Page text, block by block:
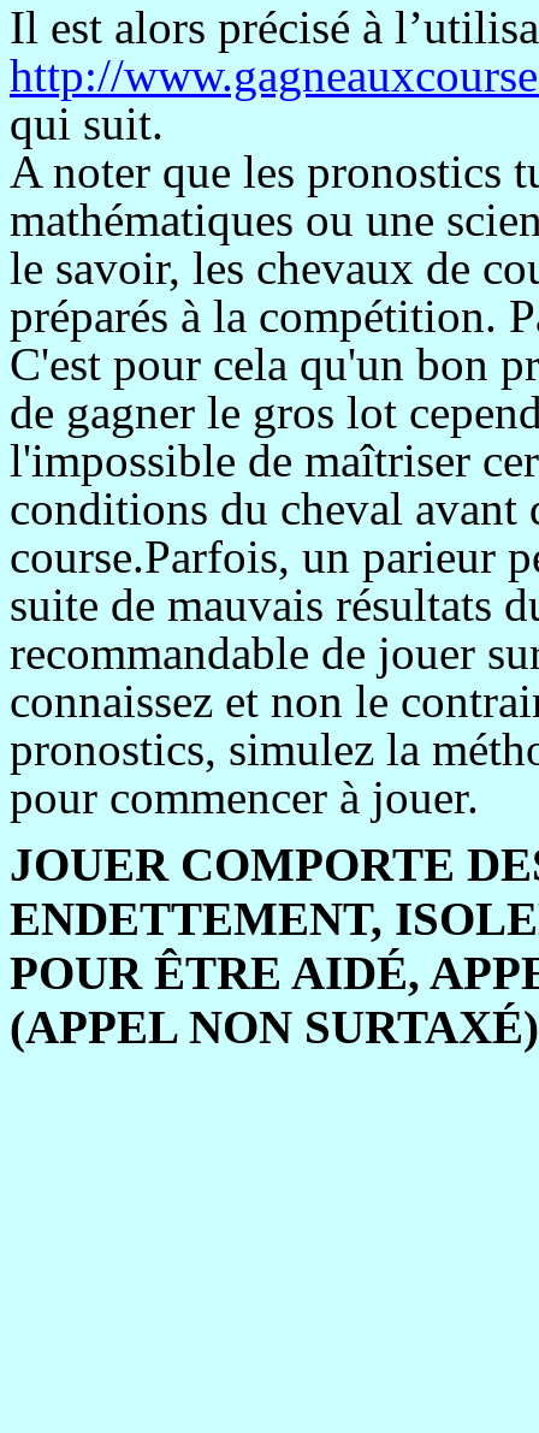
Il est alors précisé à
http://
qui suit.
A noter que les pronostics
mathématiques ou une
le savoir, les chevaux de
préparés à la compétition.
C'est pour cela qu'un bon
de gagner le gros lot
l'impossible de maîtriser
conditions du cheval avant
course.Parfois, un parieur
suite de mauvais résultats
recommandable de jouer
connaissez et non le
pronostics, simulez la
pour commencer à jouer.
JOUER COMPORTE
ENDETTEMENT,
POUR ÊTRE AIDÉ,
(APPEL NON SURTAXÉ)